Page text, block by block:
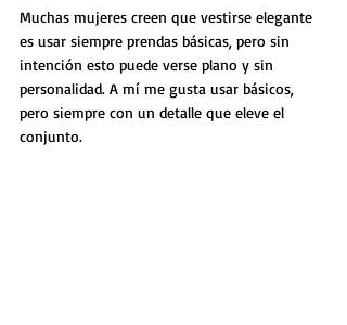
Muchas mujeres creen que vestirse elegante
es usar siempre prendas básicas, pero sin
intención esto puede verse plano y sin
personalidad. A mí me gusta usar básicos,
pero siempre con un detalle que eleve el
conjunto.